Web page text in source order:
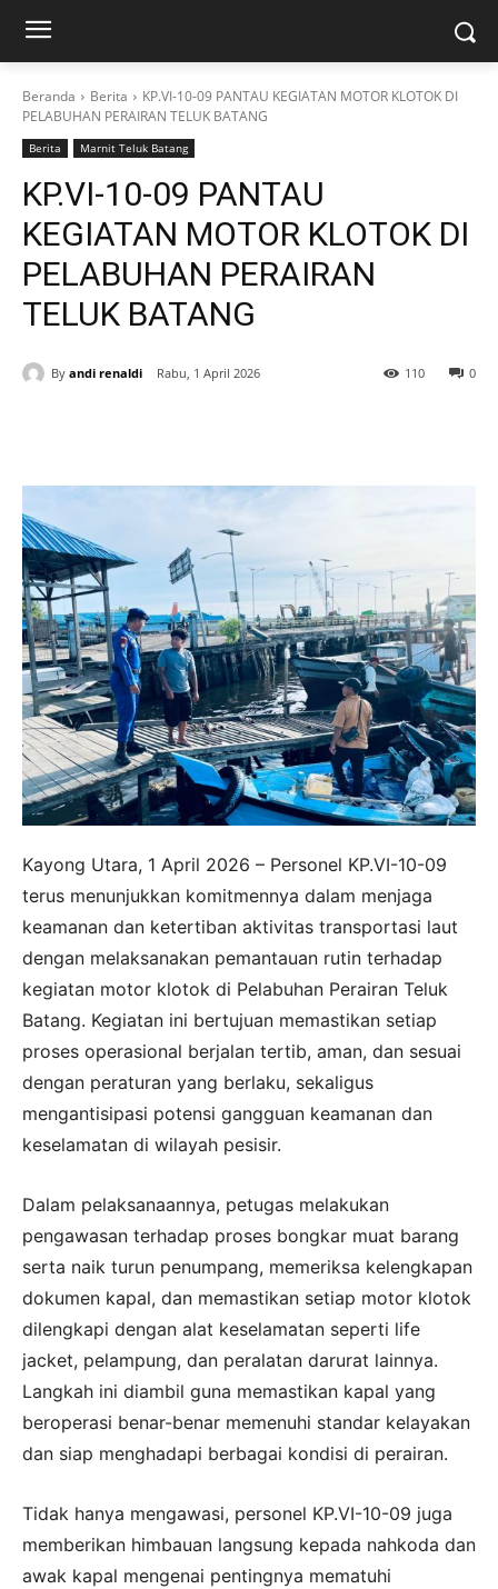
Beranda Berita
KP.VI-10-09 PANTAU KEGIATAN MOTOR KLOTOK DI
PELABUHAN PERAIRAN TELUK BATANG
Berita Marnit Teluk Batang
KP.VI-10-09 PANTAU
KEGIATAN MOTOR KLOTOK DI
PELABUHAN PERAIRAN
TELUK BATANG
By andi renaldi Rabu, 1 April 2026 0
110
Kayong Utara, 1 April 2026 – Personel KP.VI-10-09
terus menunjukkan komitmennya dalam menjaga
keamanan dan ketertiban aktivitas transportasi laut
dengan melaksanakan pemantauan rutin terhadap
kegiatan motor klotok di Pelabuhan Perairan Teluk
Batang. Kegiatan ini bertujuan memastikan setiap
proses operasional berjalan tertib, aman, dan sesuai
dengan peraturan yang berlaku, sekaligus
mengantisipasi potensi gangguan keamanan dan
keselamatan di wilayah pesisir.
Dalam pelaksanaannya, petugas melakukan
pengawasan terhadap proses bongkar muat barang
serta naik turun penumpang, memeriksa kelengkapan
dokumen kapal, dan memastikan setiap motor klotok
dilengkapi dengan alat keselamatan seperti life
jacket, pelampung, dan peralatan darurat lainnya.
Langkah ini diambil guna memastikan kapal yang
beroperasi benar-benar memenuhi standar kelayakan
dan siap menghadapi berbagai kondisi di perairan.
Tidak hanya mengawasi, personel KP.VI-10-09 juga
memberikan himbauan langsung kepada nahkoda dan
awak kapal mengenai pentingnya mematuhi